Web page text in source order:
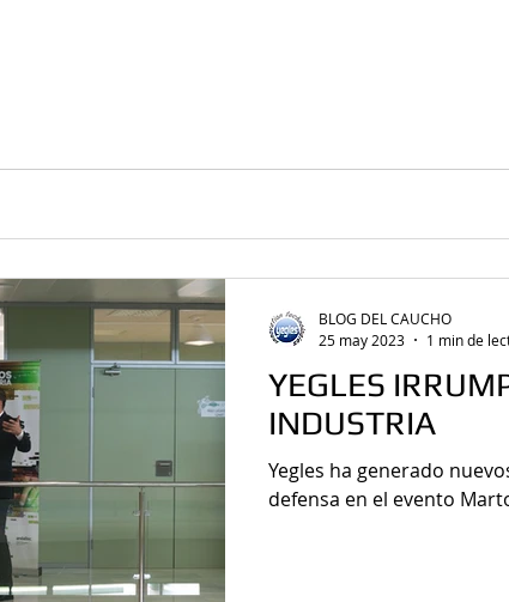
YEGLES
INDUSTRIA
Yegles ha generado
defensa en el evento
BLOG DEL CAUCHO
25 may 2023
1 min de